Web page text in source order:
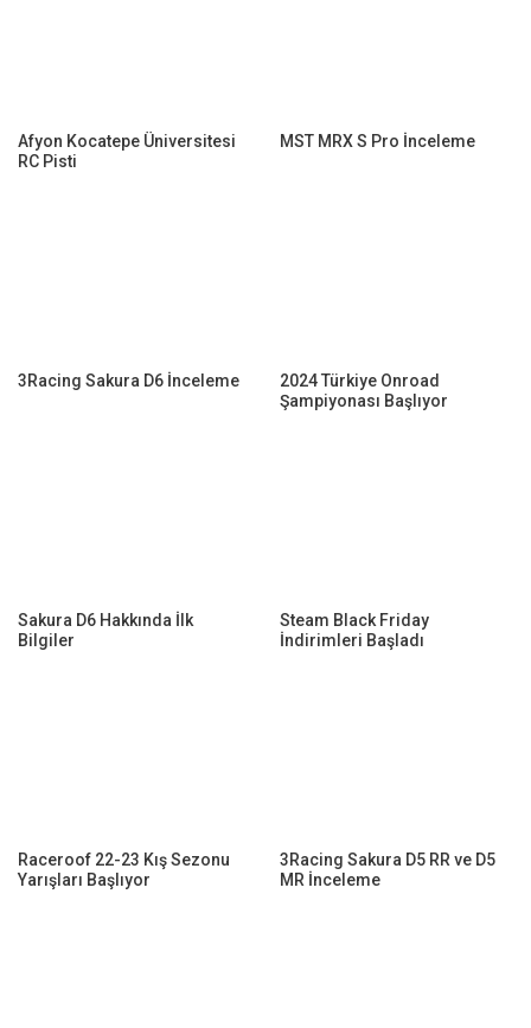
Afyon Kocatepe Üniversitesi
RC Pisti
MST MRX S Pro İnceleme
3Racing Sakura D6 İnceleme
2024 Türkiye Onroad
Şampiyonası Başlıyor
Sakura D6 Hakkında İlk
Bilgiler
Steam Black Friday
İndirimleri Başladı
Raceroof 22-23 Kış Sezonu
Yarışları Başlıyor
3Racing Sakura D5 RR ve D5
MR İnceleme